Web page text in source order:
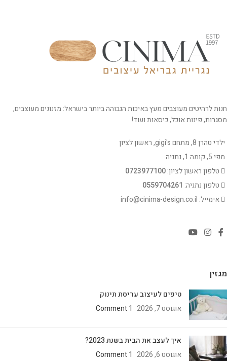
חנות לרהיטים מעוצבים מעץ באיכות הגבוהה ביותר בישראל: מזנונים מעוצבים,
מסגרות, פינות אוכל, כיסאות ועוד!
ילדי טהרן 8, מתחם gigi's, ראשון לציון
מפי 5, קומה 1, נתניה
טלפון ראשון לציון:0723977100
טלפון נתניה: 0559704261
אימייל: info@cinima-design.co.il
מגזין
טיפים לעיצוב עריסת תינוק
אוגוסט 7, 2026
1 Comment
איך לעצב את הבית בשנת 2023?
אוגוסט 6, 2026
1 Comment